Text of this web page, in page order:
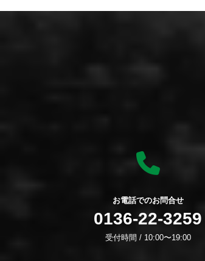
お電話でのお問合せ
0136-22-3259
受付時間 / 10:00〜19:00